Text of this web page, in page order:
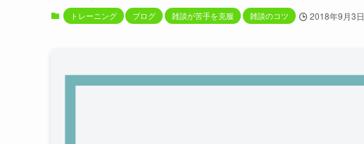
トレーニング ブログ 雑談が苦手を克服 雑談のコツ 2018年9月3日